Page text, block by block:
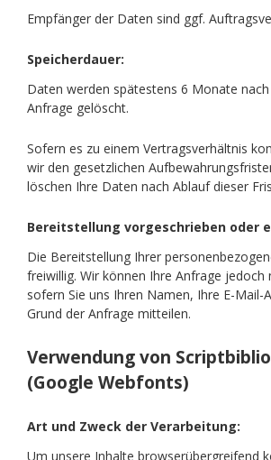
Empfänger der Daten sind ggf.
Speicherdauer:
Daten werden spätestens 6 Monate
Anfrage gelöscht.
Sofern es zu einem Vertragsverhältnis
wir den gesetzlichen
löschen Ihre Daten nach Ablauf dieser
Bereitstellung vorgeschrieben oder
Die Bereitstellung Ihrer
freiwillig. Wir können Ihre Anfrage jedoch
sofern Sie uns Ihren Namen, Ihre E-Mail-
Grund der Anfrage mitteilen.
Verwendung von
(Google Webfonts)
Art und Zweck der Verarbeitung:
Um unsere Inhalte browserübergreifend